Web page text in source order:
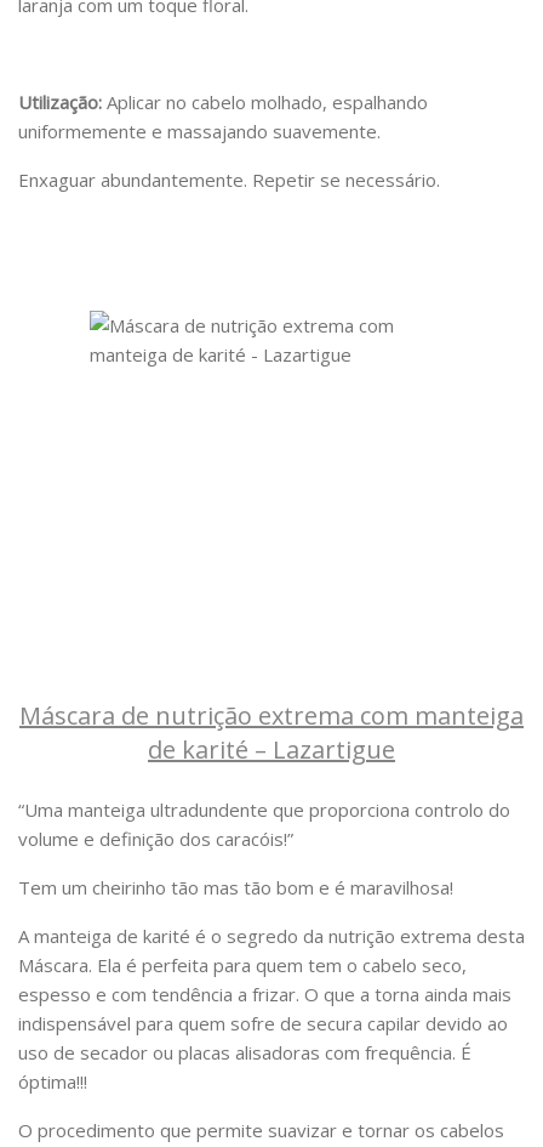
Utilização: Aplicar no cabelo molhado, espalhando
uniformemente e massajando suavemente.
Enxaguar abundantemente. Repetir se necessário.
Máscara de nutrição extrema com manteiga
de karité – Lazartigue
“Uma manteiga ultradundente que proporciona controlo do
volume e definição dos caracóis!”
Tem um cheirinho tão mas tão bom e é maravilhosa!
A manteiga de karité é o segredo da nutrição extrema desta
Máscara. Ela é perfeita para quem tem o cabelo seco,
espesso e com tendência a frizar. O que a torna ainda mais
indispensável para quem sofre de secura capilar devido ao
uso de secador ou placas alisadoras com frequência. É
óptima!!!
O procedimento que permite suavizar e tornar os cabelos